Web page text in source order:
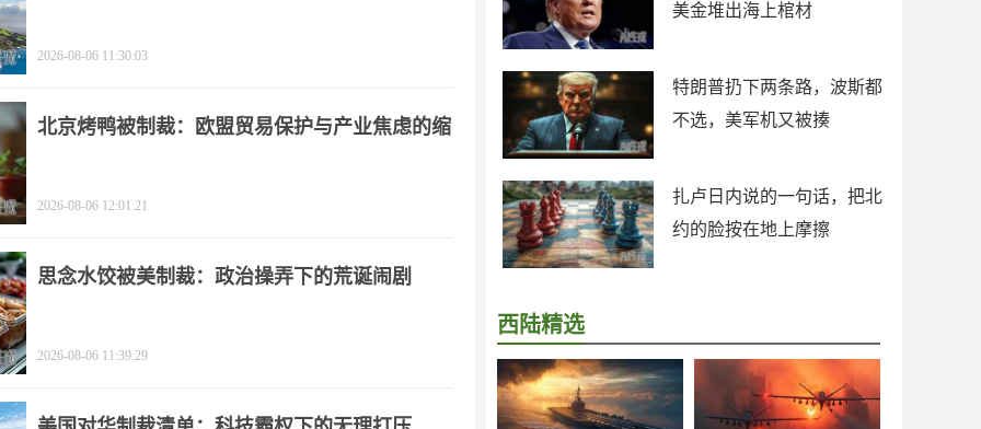
美金堆出海上棺材
特朗普扔下两条路，波斯都
不选，美军机又被揍
扎卢日内说的一句话，把北
约的脸按在地上摩擦
西陆精选
2026-08-06 11:30:03
北京烤鸭被制裁：欧盟贸易保护与产业焦虑的缩
2026-08-06 12:01:21
思念水饺被美制裁：政治操弄下的荒诞闹剧
2026-08-06 11:39:29